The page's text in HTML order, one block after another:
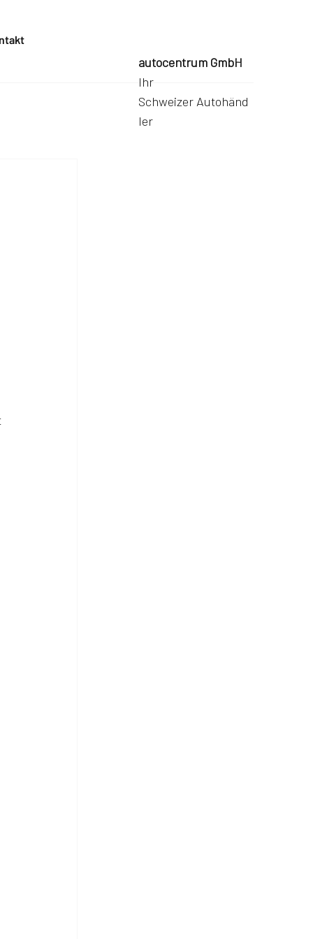
autocentrum GmbH
Ihr
Schweizer Autohänd
ler